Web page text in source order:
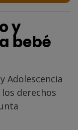
y
bebé
Adolescencia
derechos